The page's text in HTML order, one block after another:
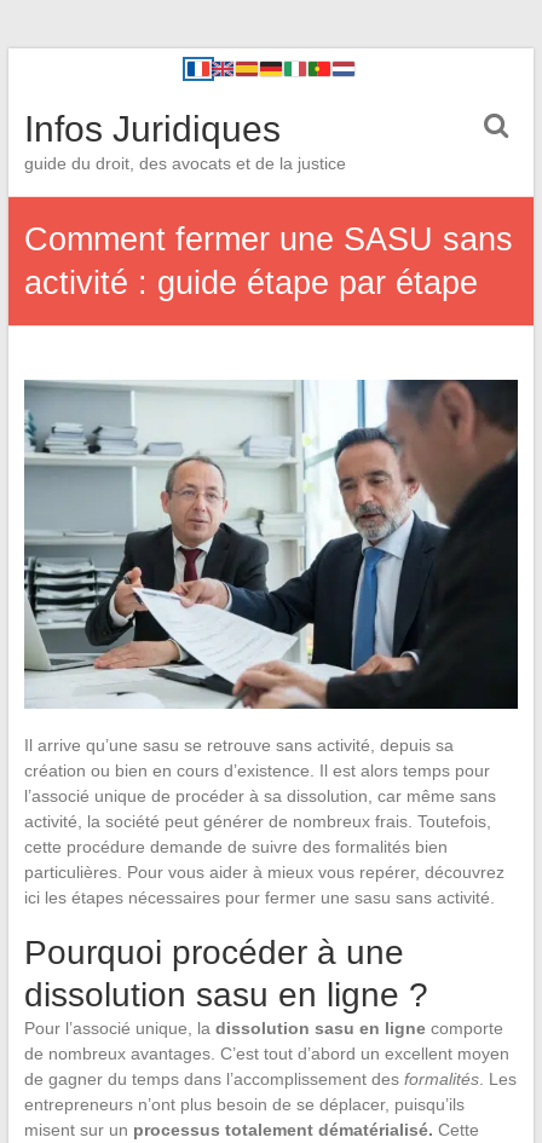
Infos Juridiques
guide du droit, des avocats et de la justice
Comment fermer une SASU sans
activité : guide étape par étape
Il arrive qu’une sasu se retrouve sans activité, depuis sa
création ou bien en cours d’existence. Il est alors temps pour
l’associé unique de procéder à sa dissolution, car même sans
activité, la société peut générer de nombreux frais. Toutefois,
cette procédure demande de suivre des formalités bien
particulières. Pour vous aider à mieux vous repérer, découvrez
ici les étapes nécessaires pour fermer une sasu sans activité.
Pourquoi procéder à une
dissolution sasu en ligne ?
Pour l’associé unique, la dissolution sasu en lignecomporte
de nombreux avantages. C’est tout d’abord un excellent moyen
de gagner du temps dans l’accomplissement des formalités. Les
entrepreneurs n’ont plus besoin de se déplacer, puisqu’ils
misent sur un processus totalement dématérialisé. Cette